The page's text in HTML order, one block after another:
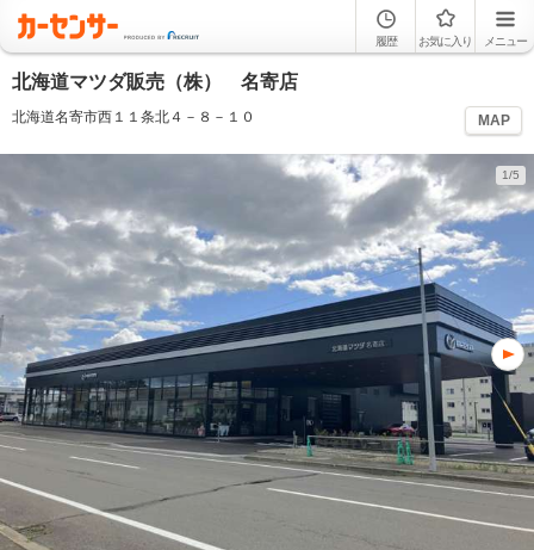
履歴 お気に入り メニュー
北海道マツダ販売（株） 名寄店
北海道名寄市西１１条北４－８－１０ MAP
1/5